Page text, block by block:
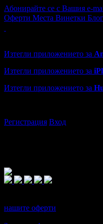
Абонирайте се с Вашия e-
Оферти Места Винетки Блог
Изтегли приложението за
Изтегли приложението за
Изтегли приложението за
Регистрация Вход
нашите оферти